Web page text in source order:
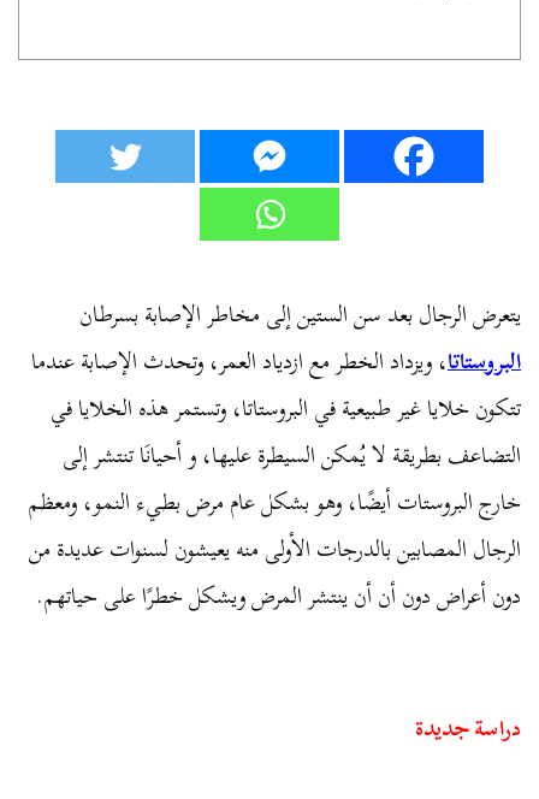
يتعرض الرجال بعد سن الستين إلى مخاطر الإصابة بسرطان
البروستاتا، ويزداد الخطر مع ازدياد العمر، وتحدث الإصابة عندما
تتكون خلايا غير طبيعية في البروستاتا، وتستمر هذه الخلايا في
التضاعف بطريقة لا يُمكن السيطرة عليها، و أحيانَا تنتشر إلى
خارج البروستات أيضًا، وهو بشكل عام مرض بطيء النمو، ومعظم
الرجال المصابين بالدرجات الأولى منه يعيشون لسنوات عديدة من
دون أعراض دون أن أن ينتشر المرض ويشكل خطرًا على حياتهم.
دراسة جديدة